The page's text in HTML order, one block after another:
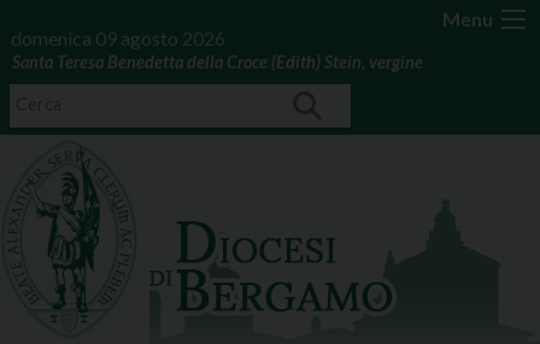
Menu
domenica 09 agosto 2026
Santa Teresa Benedetta della Croce (Edith) Stein, vergine